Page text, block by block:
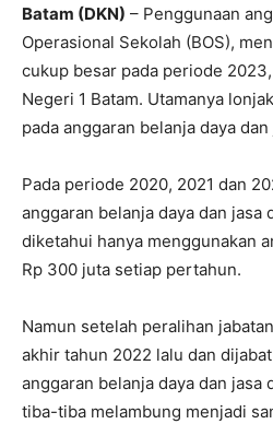
Batam (DKN) – Penggunaan
Operasional Sekolah (BOS),
cukup besar pada periode
Negeri 1 Batam. Utamanya
pada anggaran belanja daya dan
Pada periode 2020, 2021 dan
anggaran belanja daya dan jasa
diketahui hanya menggunakan
Rp 300 juta setiap pertahun.
Namun setelah peralihan
akhir tahun 2022 lalu dan
anggaran belanja daya dan jasa
tiba-tiba melambung menjadi